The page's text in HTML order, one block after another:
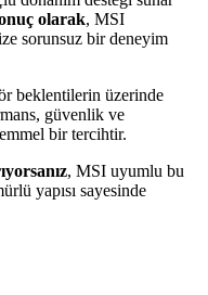
olarak, MSI
sorunsuz bir deneyim
beklentilerin üzerinde
güvenlik ve
bir tercihtir.
, MSI uyumlu bu
yapısı sayesinde